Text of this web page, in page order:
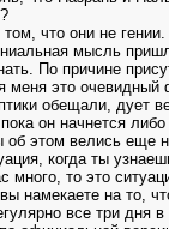
что они не
мысль
По причине
меня это очевидный
обещали, дует
он начнется
об этом велись еще
когда ты
много, то это
намекаете на то,
все три дня